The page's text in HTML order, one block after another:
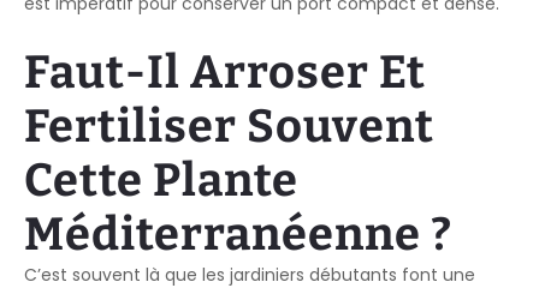
Faut-Il Arroser Et
Fertiliser Souvent
Cette Plante
Méditerranéenne ?
C’est souvent là que les jardiniers débutants font une